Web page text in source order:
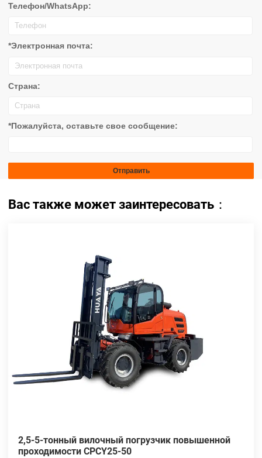
Телефон/WhatsApp:
*Электронная почта:
Страна:
*Пожалуйста, оставьте свое сообщение:
Вас также может заинтересовать：
2,5-5-тонный вилочный погрузчик повышенной
проходимости CPCY25-50